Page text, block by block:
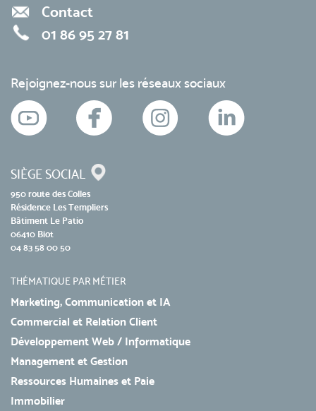
Contact
01 86 95 27 81
Rejoignez-nous sur les réseaux sociaux
SIÈGE SOCIAL
950 route des Colles
Résidence Les Templiers
Bâtiment Le Patio
06410 Biot
04 83 58 00 50
THÉMATIQUE PAR MÉTIER
Marketing, Communication et IA
Commercial et Relation Client
Développement Web / Informatique
Management et Gestion
Ressources Humaines et Paie
Immobilier